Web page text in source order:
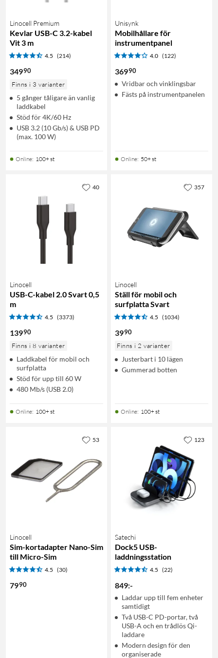
Linocell Premium
Kevlar USB-C 3.2-kabel
Vit 3 m
4.5 (214)
34990
Finns i 3 varianter
5 gånger tåligare än vanlig
laddkabel
Stöd för 4K/60 Hz
USB 3.2 (10 Gb/s) & USB PD
(max. 100 W)
Online: 100+ st
Unisynk
Mobilhållare för
instrumentpanel
4.0 (122)
36990
Vridbar och vinklingsbar
Fästs på instrumentpanelen
Online: 50+ st
Linocell
USB-C-kabel 2.0 Svart 0,5
m
4.5 (3373)
13990
Finns i 8 varianter
Laddkabel för mobil och
surfplatta
Stöd för upp till 60 W
480 Mb/s (USB 2.0)
Online: 100+ st
40
Linocell
Ställ för mobil och
surfplatta Svart
4.5 (1034)
3990
Finns i 2 varianter
Justerbart i 10 lägen
Gummerad botten
Online: 100+ st
357
Linocell
Sim-kortadapter Nano-Sim
till Micro-Sim
4.5 (30)
7990
53
Satechi
Dock5 USB-
laddningsstation
4.5 (22)
849:-
Laddar upp till fem enheter
samtidigt
Två USB-C PD-portar, två
USB-A och en trådlös Qi-
laddare
Modern design för den
organiserade
123